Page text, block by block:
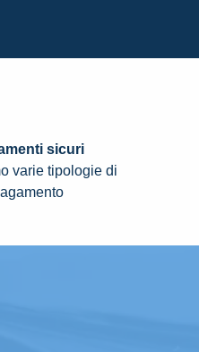
sicuri
varie tipologie di